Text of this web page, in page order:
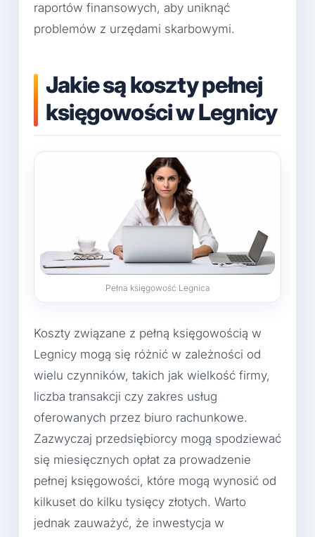
raportów finansowych, aby uniknąć
problemów z urzędami skarbowymi.
Jakie są koszty pełnej
księgowości w Legnicy
Pełna księgowość Legnica
Koszty związane z pełną księgowością w
Legnicy mogą się różnić w zależności od
wielu czynników, takich jak wielkość firmy,
liczba transakcji czy zakres usług
oferowanych przez biuro rachunkowe.
Zazwyczaj przedsiębiorcy mogą spodziewać
się miesięcznych opłat za prowadzenie
pełnej księgowości, które mogą wynosić od
kilkuset do kilku tysięcy złotych. Warto
jednak zauważyć, że inwestycja w